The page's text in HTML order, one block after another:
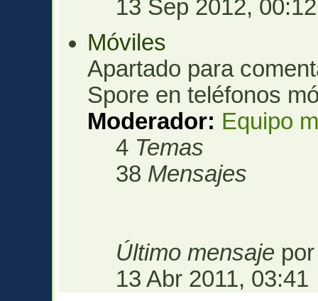
13 Sep 2012, 00:12
Móviles
Apartado para
Spore en teléfonos
Moderador: Equipo
4 Temas
38 Mensajes
Último mensaje
13 Abr 2011, 03:41